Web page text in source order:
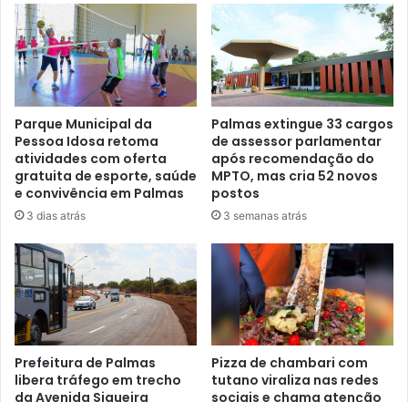
Parque Municipal da
Pessoa Idosa retoma
atividades com oferta
gratuita de esporte, saúde
e convivência em Palmas
3 dias atrás
Palmas extingue 33 cargos
de assessor parlamentar
após recomendação do
MPTO, mas cria 52 novos
postos
3 semanas atrás
Prefeitura de Palmas
libera tráfego em trecho
da Avenida Siqueira
Pizza de chambari com
tutano viraliza nas redes
sociais e chama atenção